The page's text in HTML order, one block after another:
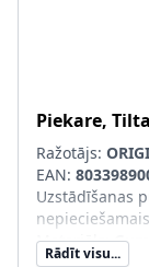
Piekare,
Ražotājs:
EAN:
Uzstādīšanas
Materiāls:
Iekšējais
Rādīt visu...